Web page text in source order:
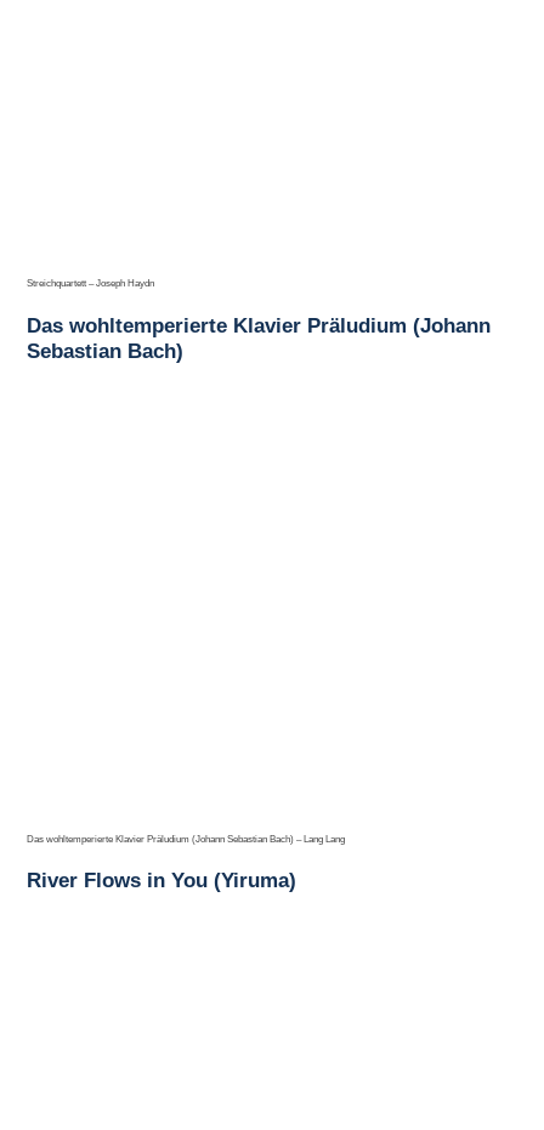
Streichquartett – Joseph Haydn
Das wohltemperierte Klavier Präludium (Johann
Sebastian Bach)
Das wohltemperierte Klavier Präludium (Johann Sebastian Bach) – Lang Lang
River Flows in You (Yiruma)